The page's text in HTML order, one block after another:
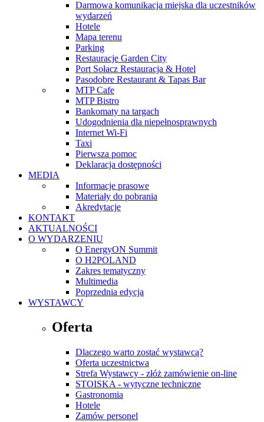
Darmowa komunikacja miejska dla uczestników
wydarzeń
Hotele
Mapa terenu
Parking
Restauracje Garden City
Port Sołacz Restauracja & Hotel
Pasodobre Restaurant & Tapas Bar
MTP Cafe
MTP Bistro
Bankomaty na targach
Udogodnienia dla niepełnosprawnych
Internet Wi-Fi
Taxi
Pierwsza pomoc
Deklaracja dostępności
MEDIA
Informacje prasowe
Materiały do pobrania
Akredytacje
KONTAKT
AKTUALNOŚCI
O WYDARZENIU
O EnergyON Summit
O H2POLAND
Zakres tematyczny
Multimedia
Poprzednia edycja
WYSTAWCY
Oferta
Dlaczego warto zostać wystawcą?
Oferta uczestnictwa
Strefa Wystawcy - złóż zamówienie on-line
STOISKA - wytyczne techniczne
Gastronomia
Hotele
Zamów personel